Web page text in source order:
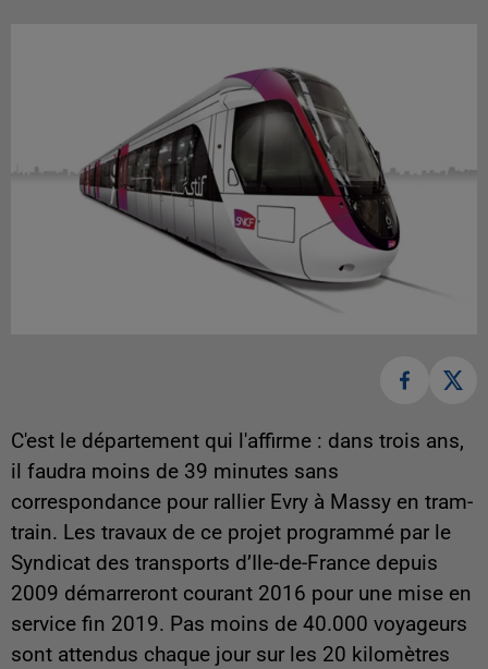
C'est le département qui l'affirme : dans trois ans,
il faudra moins de 39 minutes sans
correspondance pour rallier Evry à Massy en tram-
train. Les travaux de ce projet programmé par le
Syndicat des transports d’Ile-de-France depuis
2009 démarreront courant 2016 pour une mise en
service fin 2019. Pas moins de 40.000 voyageurs
sont attendus chaque jour sur les 20 kilomètres